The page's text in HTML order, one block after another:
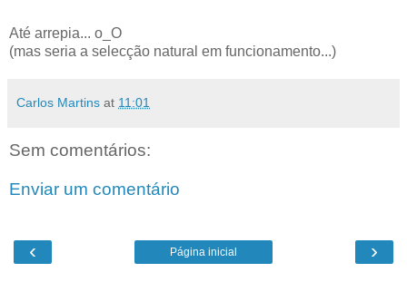
Até arrepia... o_O
(mas seria a selecção natural em funcionamento...)
Carlos Martins at 11:01
Sem comentários:
Enviar um comentário
‹ ›
Página inicial